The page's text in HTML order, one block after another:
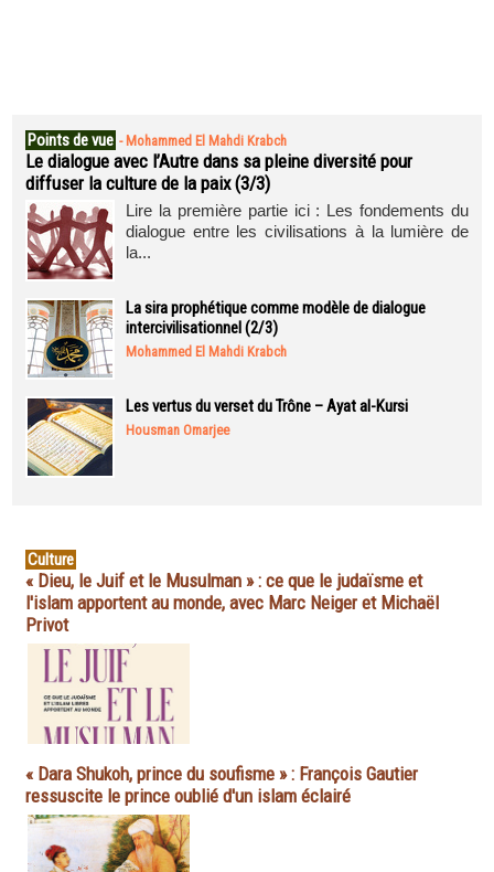
Points de vue - Mohammed El Mahdi Krabch
Le dialogue avec l’Autre dans sa pleine diversité pour
diffuser la culture de la paix (3/3)
Lire la première partie ici : Les fondements du
dialogue entre les civilisations à la lumière de
la...
La sira prophétique comme modèle de dialogue
intercivilisationnel (2/3)
Mohammed El Mahdi Krabch
Les vertus du verset du Trône – Ayat al-Kursi
Housman Omarjee
Culture
« Dieu, le Juif et le Musulman » : ce que le judaïsme et
l'islam apportent au monde, avec Marc Neiger et Michaël
Privot
« Dara Shukoh, prince du soufisme » : François Gautier
ressuscite le prince oublié d'un islam éclairé